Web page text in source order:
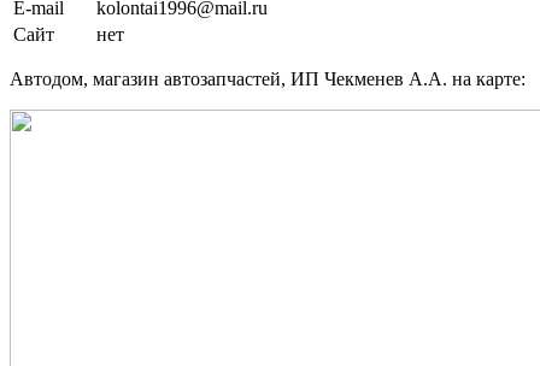
E-mail
kolontai1996@mail.ru
Сайт
нет
Автодом, магазин автозапчастей, ИП Чекменев А.А. на карте: